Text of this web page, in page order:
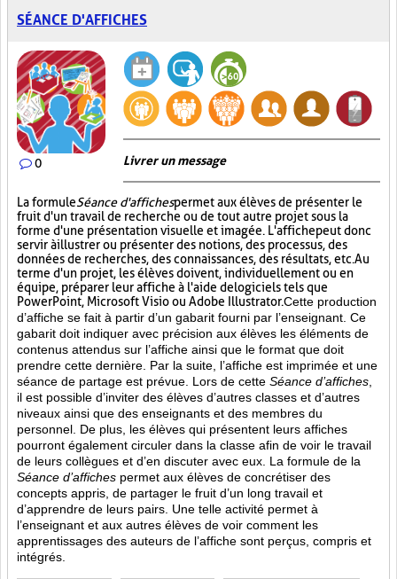
SÉANCE D'AFFICHES
0 Livrer un message
La formuleSéance d'affichespermet aux élèves de présenter le
fruit d'un travail de recherche ou de tout autre projet sous la
forme d'une présentation visuelle et imagée. L'affichepeut donc
servir à illustrer ou présenter des notions, des processus, des
données de recherches, des connaissances, des résultats, etc. Au
terme d'un projet, les élèves doivent, individuellement ou en
équipe, préparer leur affiche à l'aide de logiciels tels que
PowerPoint, Microsoft Visio ou Adobe Illustrator.Cette production
d’affiche se fait à partir d’un gabarit fourni par l’enseignant. Ce
gabarit doit indiquer avec précision aux élèves les éléments de
contenus attendus sur l’affiche ainsi que le format que doit
prendre cette dernière. Par la suite, l’affiche est imprimée et une
séance de partage est prévue. Lors de cette Séance d’affiches
il est possible d’inviter des élèves d’autres classes et d’autres
niveaux ainsi que des enseignants et des membres du
personnel. De plus, les élèves qui présentent leurs affiches
pourront également circuler dans la classe afin de voir le travail
de leurs collègues et d’en discuter avec eux. La formule de la
Séance d’affiches permet aux élèves de concrétiser des
concepts appris, de partager le fruit d’un long travail et
d’apprendre de leurs pairs. Une telle activité permet à
l’enseignant et aux autres élèves de voir comment les
apprentissages des auteurs de l’affiche sont perçus, compris et
intégrés.